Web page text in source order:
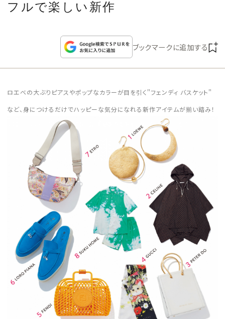
CULTURE
CELEBRITY
WEDDING
FORTUNE
SDGs
MAGAZINE
会員登録
Log in or Sign up
SPUR読者のためのメンバーシッププログラム
「The SPUR Club」。便利な機能と特典を無料で楽し
フルで楽しい新作
ブックマークに追加する
ロエベの大ぶりピアスやポップなカラーが目を引く＂フェンディ バスケット＂
など、身につけるだけでハッピーな気分になれる新作アイテムが揃い踏み！